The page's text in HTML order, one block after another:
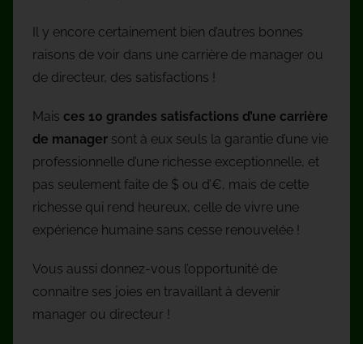
Il y encore certainement bien d’autres bonnes
raisons de voir dans une carrière de manager ou
de directeur, des satisfactions !
Mais ces 10 grandes satisfactions d’une carrière
de manager sont à eux seuls la garantie d’une vie
professionnelle d’une richesse exceptionnelle, et
pas seulement faite de $ ou d’€, mais de cette
richesse qui rend heureux, celle de vivre une
expérience humaine sans cesse renouvelée !
Vous aussi donnez-vous l’opportunité de
connaitre ses joies en travaillant à devenir
manager ou directeur !